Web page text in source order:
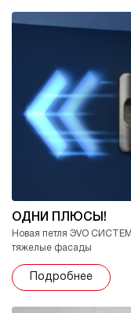
ОДНИ ПЛЮСЫ!
Новая петля ЭVO
тяжелые фасады
Подробнее